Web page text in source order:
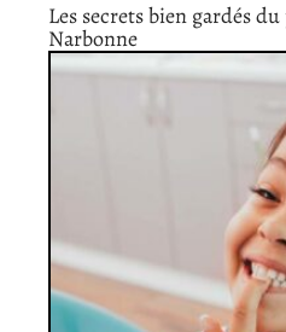
Les secrets bien gardés
Narbonne